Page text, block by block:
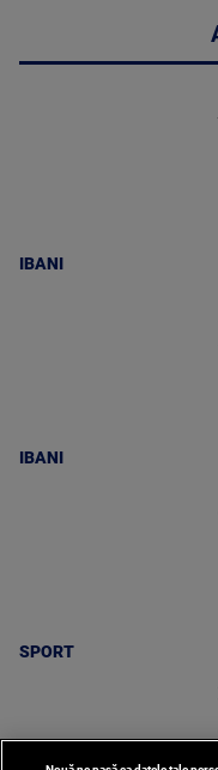
IBANI
IBANI
SPORT